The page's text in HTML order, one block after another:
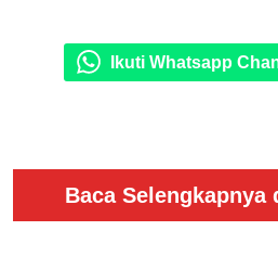
Ikuti Whatsapp
Baca Selengkapnya